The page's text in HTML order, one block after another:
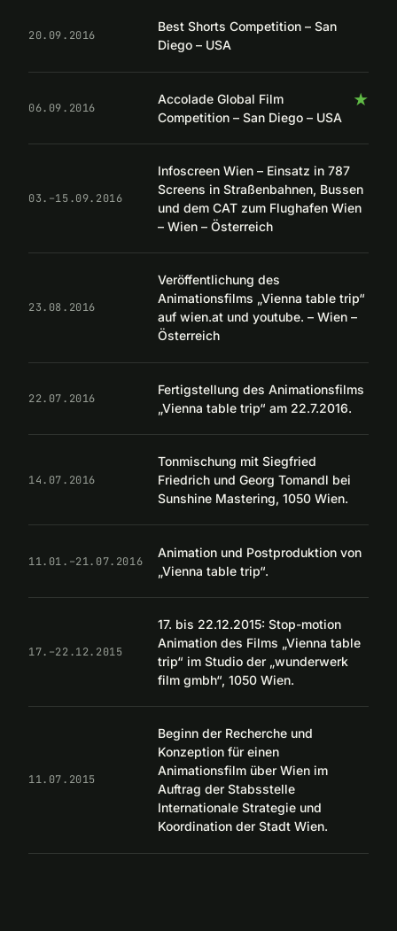
20.09.2016
Best Shorts Competition – San
Diego – USA
06.09.2016 ★
Accolade Global Film
Competition – San Diego – USA
03.–15.09.2016
Infoscreen Wien – Einsatz in 787
Screens in Straßenbahnen, Bussen
und dem CAT zum Flughafen Wien
– Wien – Österreich
23.08.2016
Veröffentlichung des
Animationsfilms „Vienna table trip“
auf wien.at und youtube. – Wien –
Österreich
22.07.2016
Fertigstellung des Animationsfilms
„Vienna table trip“ am 22.7.2016.
14.07.2016
Tonmischung mit Siegfried
Friedrich und Georg Tomandl bei
Sunshine Mastering, 1050 Wien.
11.01.–21.07.2016
Animation und Postproduktion von
„Vienna table trip“.
17.–22.12.2015
17. bis 22.12.2015: Stop-motion
Animation des Films „Vienna table
trip“ im Studio der „wunderwerk
film gmbh“, 1050 Wien.
11.07.2015
Beginn der Recherche und
Konzeption für einen
Animationsfilm über Wien im
Auftrag der Stabsstelle
Internationale Strategie und
Koordination der Stadt Wien.